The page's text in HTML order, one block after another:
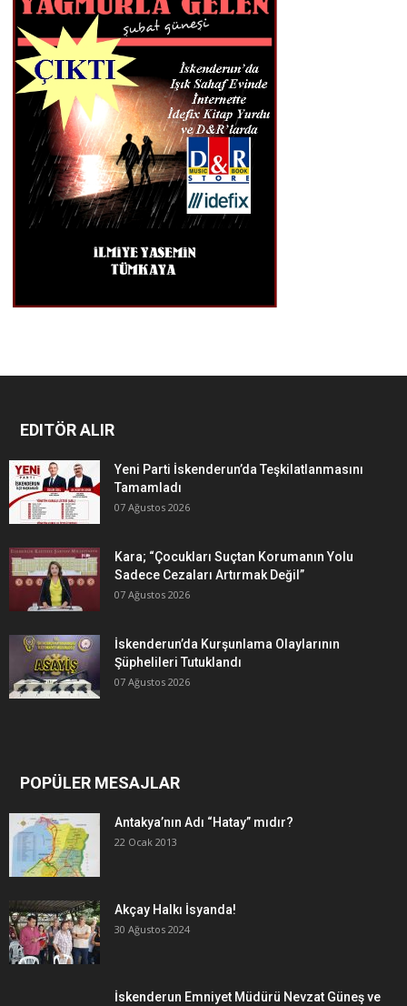
EDITÖR ALIR
Yeni Parti İskenderun’da Teşkilatlanmasını
Tamamladı
07 Ağustos 2026
Kara; “Çocukları Suçtan Korumanın Yolu
Sadece Cezaları Artırmak Değil”
07 Ağustos 2026
İskenderun’da Kurşunlama Olaylarının
Şüphelileri Tutuklandı
07 Ağustos 2026
POPÜLER MESAJLAR
Antakya’nın Adı “Hatay” mıdır?
22 Ocak 2013
Akçay Halkı İsyanda!
30 Ağustos 2024
İskenderun Emniyet Müdürü Nevzat Güneş ve